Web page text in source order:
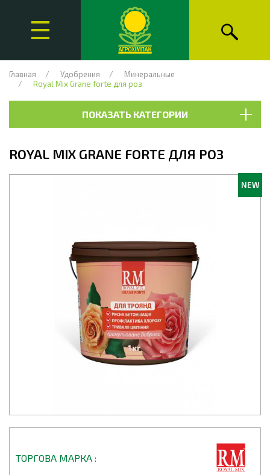
Главная Удобрения
Минеральные
Royal Mix Grane forte для роз
ПОКАЗАТЬ КАТЕГОРИИ
ROYAL MIX GRANE FORTE ДЛЯ РОЗ
NEW
ТОРГОВА МАРКА